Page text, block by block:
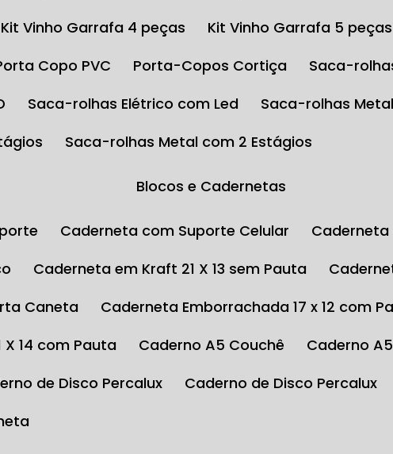
Kit Vinho Garrafa 4 peças Kit Vinho Garrafa 5 peças
Porta Copo PVC Porta-Copos Cortiça Saca-
Saca-rolhas Elétrico com Led
Saca-rolhas Metal
Saca-rolhas Metal com 2 Estágios
Blocos e Cadernetas
Caderneta com Suporte Celular
Caderneta em Kraft 21 X 13 sem Pauta
Caneta
Caderneta Emborrachada 17 x 12 com
X 14 com Pauta
Caderno A5 Couchê Caderno
de Disco Percalux
Caderno de Disco Percalux